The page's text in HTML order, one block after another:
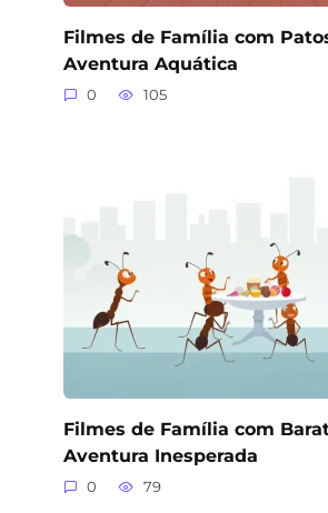
Filmes de Família com
Aventura Aquática
0 105
Filmes de Família com
Aventura Inesperada
0 79